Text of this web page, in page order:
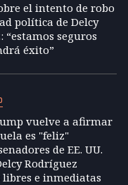
el intento de robo
política de Delcy
“estamos seguros
éxito”
vuelve a afirmar
es "feliz"
de EE. UU.
Rodríguez
libres e inmediatas